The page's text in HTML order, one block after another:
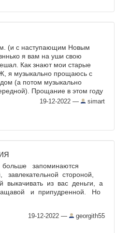
(и с наступающим Новым
я вам на уши свою
Как знают мои старые
я музыкально прощаюсь с
(а потом музыкально
Прощание в этом году
такое... очередной опус (для
...
19-12-2022 — simart
запоминаются
завлекательной стороной,
выкачивать из вас деньги, а
и припудренной. Но
19-12-2022 — georgith55